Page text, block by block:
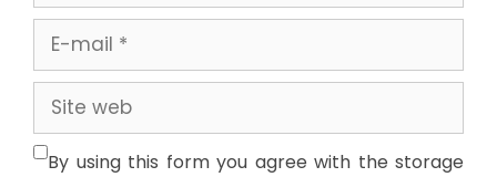
mail
Site
web
By using this form you agree with the storage